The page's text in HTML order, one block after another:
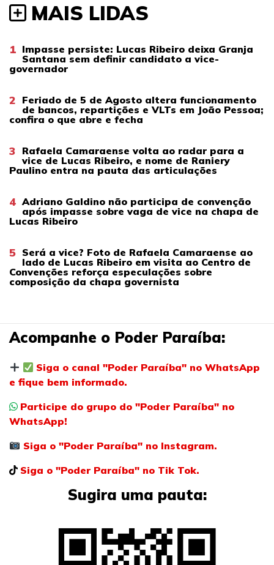
MAIS LIDAS
1 Impasse persiste: Lucas Ribeiro deixa Granja
Santana sem definir candidato a vice-
governador
2 Feriado de 5 de Agosto altera funcionamento
de bancos, repartições e VLTs em João Pessoa;
confira o que abre e fecha
3 Rafaela Camaraense volta ao radar para a
vice de Lucas Ribeiro, e nome de Raniery
Paulino entra na pauta das articulações
4 Adriano Galdino não participa de convenção
após impasse sobre vaga de vice na chapa de
Lucas Ribeiro
5 Será a vice? Foto de Rafaela Camaraense ao
lado de Lucas Ribeiro em visita ao Centro de
Convenções reforça especulações sobre
composição da chapa governista
Acompanhe o Poder Paraíba:
Siga o canal "Poder Paraíba" no WhatsApp
e fique bem informado.
Participe do grupo do "Poder Paraíba" no
WhatsApp!
Siga o "Poder Paraíba" no Instagram.
Siga o "Poder Paraíba" no Tik Tok.
Sugira uma pauta: